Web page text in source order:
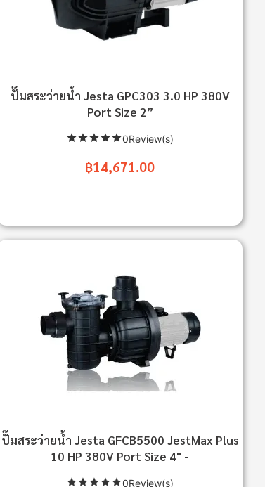
ปั๊มสระว่ายน้ำ Jesta GPC303 3.0 HP 380V
Port Size 2”
0Review(s)
฿14,671.00
ปั๊มสระว่ายน้ำ Jesta GFCB5500 JestMax Plus
10 HP 380V Port Size 4" -
0Review(s)